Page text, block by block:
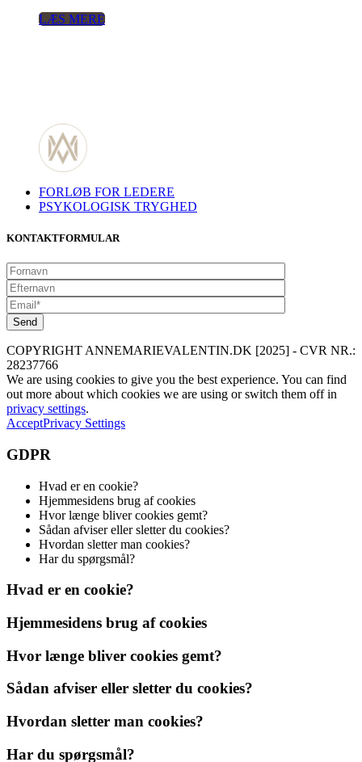
LÆS MERE
FORLØB FOR LEDERE
PSYKOLOGISK TRYGHED
KONTAKTFORMULAR
COPYRIGHT ANNEMARIEVALENTIN.DK [2025] - CVR NR.:
28237766
We are using cookies to give you the best experience. You can find
out more about which cookies we are using or switch them off in
privacy settings.
AcceptPrivacy Settings
GDPR
Hvad er en cookie?
Hjemmesidens brug af cookies
Hvor længe bliver cookies gemt?
Sådan afviser eller sletter du cookies?
Hvordan sletter man cookies?
Har du spørgsmål?
Hvad er en cookie?
Hjemmesidens brug af cookies
Hvor længe bliver cookies gemt?
Sådan afviser eller sletter du cookies?
Hvordan sletter man cookies?
Har du spørgsmål?